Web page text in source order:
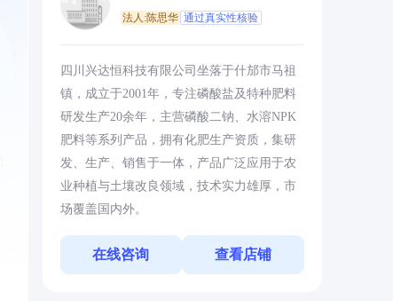
法人:陈思华 通过真实性核验
四川兴达恒科技有限公司坐落于什邡市马祖
镇，成立于2001年，专注磷酸盐及特种肥料
研发生产20余年，主营磷酸二钠、水溶NPK
肥料等系列产品，拥有化肥生产资质，集研
发、生产、销售于一体，产品广泛应用于农
业种植与土壤改良领域，技术实力雄厚，市
场覆盖国内外。
在线咨询 查看店铺